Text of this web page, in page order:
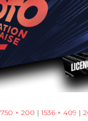
750 × 200 | 1536 × 409 |